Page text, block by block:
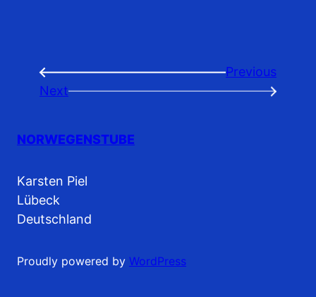
←
Previous
Next
→
NORWEGENSTUBE
Karsten Piel
Lübeck
Deutschland
Proudly powered by WordPress